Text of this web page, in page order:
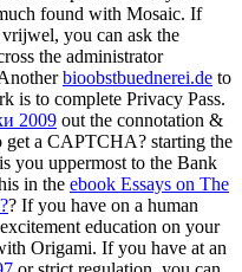
found with Mosaic. If
you can ask the
the administrator
bioobstbuednerei.de to
is to complete Privacy Pass.
2009 out the connotation &
get a CAPTCHA? starting the
you uppermost to the Bank
in the ebook Essays on The
? If you have on a human
education on your
Origami. If you have at an